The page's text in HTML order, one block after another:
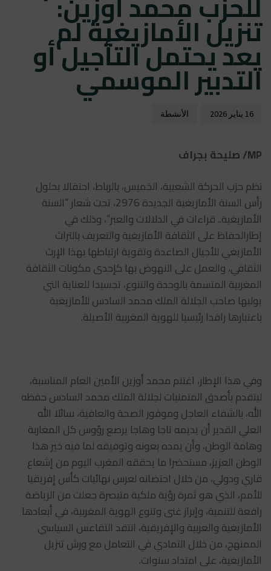
تنزيل الأمازيغية لم
يعد يحتمل التأجيل أو
التدبير الموسمي
16 يناير 2026 الأنشطة
MP/ صليحة بجراف
نظم حزب الحركة الشعبية، الخميس، بالرباط، احتفالا بحلول
رأس السنة الأمازيغية الجديدة 2976، تحت شعار “السنة
الأمازيغية.. قراءات في الدلالات والعبر”، وذلك في
إطارالحفاظ على الثقافة الأمازيغية والتعريف بالتراث
الأمازيغي للأجيال الصاعدة وتقوية ارتباطها بهذا الإرث
الثقافي، والعمل على النهوض بها كإحدى مكونات الثقافة
المغربية المتسمة بالوحدة والتنوع، تجسيدا للعناية التي
يوليها صاحب الجلالة الملك محمد السادس للأمازيغية
باعتبارها رافدا رئيسيا للهوية المغربية الأصيلة.
وفي هذا الإطار، اغتنم محمد أوزين الأمين العام المناسبة،
ليتقدم بأصدق المتمنيات لجلالة الملك محمد السادس حفظه
الله، بالشفاء العاجل وموفور الصحة والعافية، سائلا الله
العلي القدير أن يديمه تاجا وهاجا يرصع رؤوس كل المغاربة
وهامة الوطن، وأن يمده بعونه وتوفيقه لما فيه خير هذا
الوطن العزيز، مستحضرا ما يحققه المغرب اليوم من إشعاع
قاري ودولي، من خلال احتضانه لعرس نهائيات كأس إفريقيا
للأمم، الذي هو ثمرة رؤية ملكية متبصرة جعلت من الرياضة
رافعة للتنمية، وإبراز غنى وتنوع الهوية المغربية، في أبعادها
الأمازيغية والعربية والإفريقية، انتقد التقاعس السياسي
الممنهج، من خلال التمادي في التعامل مع ورش تنزيل
الأمازيغية، على امتداد سنوات.